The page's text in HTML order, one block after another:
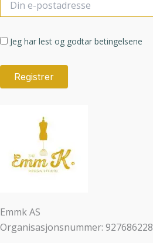
Jeg har lest og godtar betingelsene
Emmk AS
Organisasjonsnummer: 927686228